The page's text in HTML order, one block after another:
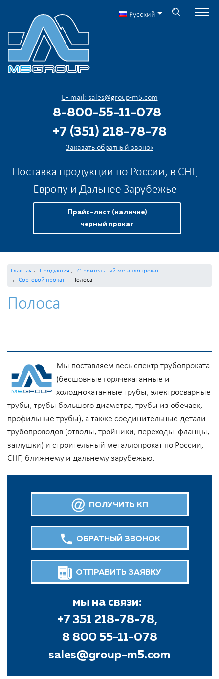
Русский
E - mail: sales@group-m5.com
8-800-55-11-078
+7 (351) 218-78-78
Заказать обратный звонок
Поставка продукции по России, в СНГ,
Европу и Дальнее Зарубежье
Прайс-лист (наличие)
черный прокат
Главная Продукция
Строительный металлопрокат
Сортовой прокат
Полоса
Полоса
Мы поставляем весь спектр трубопроката
(бесшовные горячекатанные и
холоднокатанные трубы, электросварные
трубы, трубы большого диаметра, трубы из обечаек,
профильные трубы), а также соединительные детали
трубопроводов (отводы, тройники, переходы, фланцы,
заглушки) и строительный металлопрокат по России,
СНГ, ближнему и дальнему зарубежью.
ПОЛУЧИТЬ КП
ОБРАТНЫЙ ЗВОНОК
ОТПРАВИТЬ ЗАЯВКУ
мы на связи:
+7 351 218-78-78,
8 800 55-11-078
sales@group-m5.com